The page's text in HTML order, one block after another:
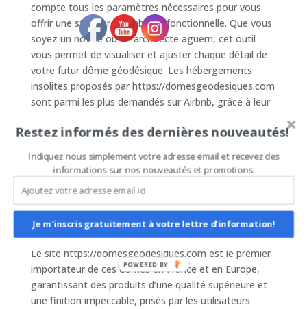
compte tous les paramètres nécessaires pour vous
offrir une structure durable et fonctionnelle. Que vous
soyez un novice ou un architecte aguerri, cet outil
vous permet de visualiser et ajuster chaque détail de
votre futur dôme géodésique. Les hébergements
insolites proposés par https://domesgeodesiques.com
sont parmi les plus demandés sur Airbnb, grâce à leur
logements atypiques, la qualité de votre structure est
primordiale. Les dômes géodésiques, grâce au
calculateur de Fréquence 3, permettent de
personnaliser chaque aspect de votre habitat, de la
taille du dôme à la configuration intérieure. Le résultat
est un espace unique, qui offre confort et originalité.
Le site https://domesgeodesiques.com est le premier
importateur de ces dômes en France et en Europe,
garantissant des produits d’une qualité supérieure et
une finition impeccable, prisés par les utilisateurs
Restez informés des dernières nouveautés!
Indiquez nous simplement votre adresse email et recevez des
informations sur nos nouveautés et promotions.
Je m'inscris gratuitement à votre lettre d'information!
POWERED BY